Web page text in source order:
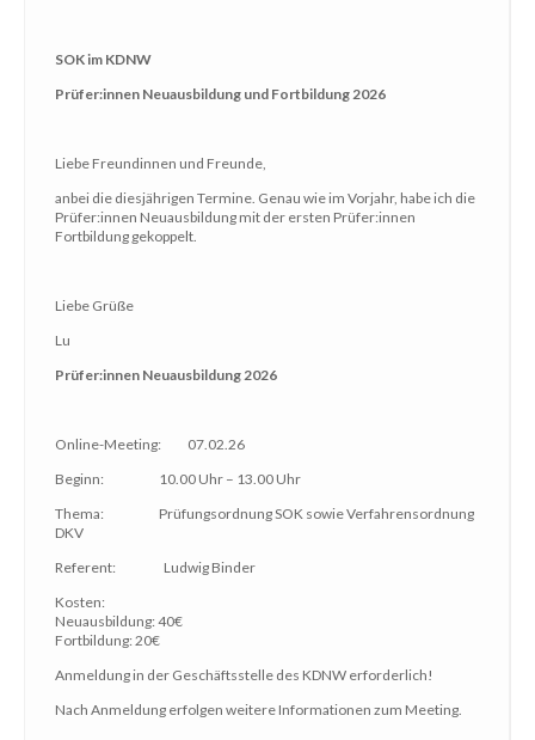
SOK im KDNW
Prüfer:innen Neuausbildung und Fortbildung 2026
Liebe Freundinnen und Freunde,
anbei die diesjährigen Termine. Genau wie im Vorjahr, habe ich die
Prüfer:innen Neuausbildung mit der ersten Prüfer:innen
Fortbildung gekoppelt.
Liebe Grüße
Lu
Prüfer:innen Neuausbildung 2026
Online-Meeting: 07.02.26
Beginn: 10.00 Uhr – 13.00 Uhr
Thema: Prüfungsordnung SOK sowie Verfahrensordnung
DKV
Referent: Ludwig Binder
Kosten:
Neuausbildung: 40€
Fortbildung: 20€
Anmeldung in der Geschäftsstelle des KDNW erforderlich!
Nach Anmeldung erfolgen weitere Informationen zum Meeting.